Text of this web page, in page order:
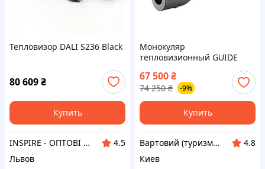
Тепловизор DALI S236 Black
80 609₴
Купить
INSPIRE - ОПТОВІ ПРОДАЖІ ТА БЕЗГОТІВКА ДЛЯ БІЗНЕСУ
4.5
Львов
Монокуляр
тепловизионный GUIDE
400х300@12μm с
дальномером 1000 м (2378-
vart)
67 500₴
74 250 ₴ -9%
Купить
Вартовий (туризм, охота и кемпинг)
4.8
Киев